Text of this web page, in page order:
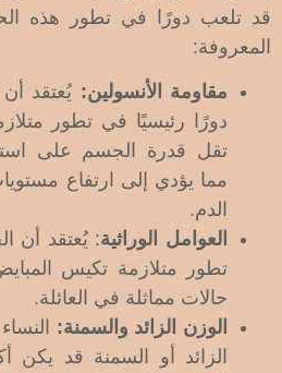
قد تلعب دورًا في تطور هذه
المعروفة:
مقاومة الأنسولين: يُعتقد
دورًا رئيسيًا في تطور
تقل قدرة الجسم على
مما يؤدي إلى ارتفاع
الدم.
العوامل الوراثية: يُعتقد أن
تطور متلازمة تكيس
حالات مماثلة في العائلة.
الوزن الزائد والسمنة:
الزائد أو السمنة قد